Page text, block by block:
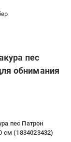
пес
обнимания
пес Патрон
см (1834023432)